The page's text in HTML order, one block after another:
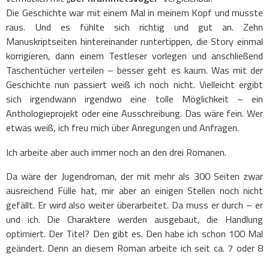
Die Geschichte war mit einem Mal in meinem Kopf und musste
raus. Und es fühlte sich richtig und gut an. Zehn
Manuskriptseiten hintereinander runtertippen, die Story einmal
korrigieren, dann einem Testleser vorlegen und anschließend
Taschentücher verteilen – besser geht es kaum. Was mit der
Geschichte nun passiert weiß ich noch nicht. Vielleicht ergibt
sich irgendwann irgendwo eine tolle Möglichkeit – ein
Anthologieprojekt oder eine Ausschreibung. Das wäre fein. Wer
etwas weiß, ich freu mich über Anregungen und Anfragen.
Ich arbeite aber auch immer noch an den drei Romanen.
Da wäre der Jugendroman, der mit mehr als 300 Seiten zwar
ausreichend Fülle hat, mir aber an einigen Stellen noch nicht
gefällt. Er wird also weiter überarbeitet. Da muss er durch – er
und ich. Die Charaktere werden ausgebaut, die Handlung
optimiert. Der Titel? Den gibt es. Den habe ich schon 100 Mal
geändert. Denn an diesem Roman arbeite ich seit ca. 7 oder 8